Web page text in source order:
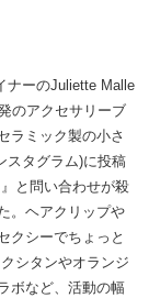
ナーのJuliette Malle
のアクセサリーブ
ラミック製の小さ
スタグラム)に投稿
と問い合わせが殺
。ヘアクリップや
クシーでちょっと
シタンやオランジ
ボなど、活動の幅